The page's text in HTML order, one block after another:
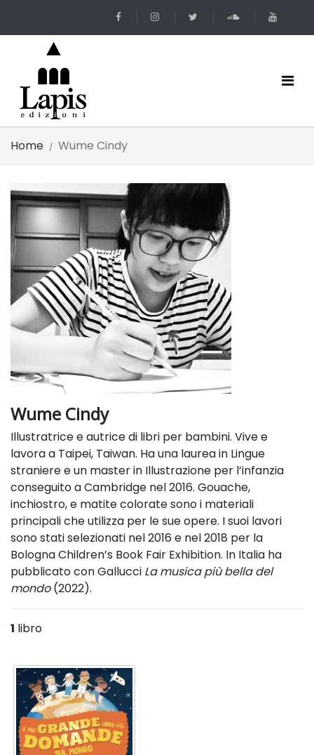
Home Wume Cindy
Wume Cindy
Illustratrice e autrice di libri per bambini. Vive e
lavora a Taipei, Taiwan. Ha una laurea in Lingue
straniere e un master in Illustrazione per l’infanzia
conseguito a Cambridge nel 2016. Gouache,
inchiostro, e matite colorate sono i materiali
principali che utilizza per le sue opere. I suoi lavori
sono stati selezionati nel 2016 e nel 2018 per la
Bologna Children’s Book Fair Exhibition. In Italia ha
pubblicato con Gallucci La musica più bella del
mondo(2022).
1 libro